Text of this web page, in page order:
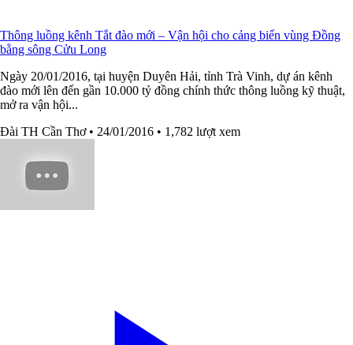
Thông luồng kênh Tắt đào mới – Vận hội cho cảng biển vùng Đồng
bằng sông Cửu Long
Ngày 20/01/2016, tại huyện Duyên Hải, tỉnh Trà Vinh, dự án kênh
đào mới lên đến gần 10.000 tỷ đồng chính thức thông luồng kỹ thuật,
mở ra vận hội...
Đài TH Cần Thơ • 24/01/2016 • 1,782 lượt xem